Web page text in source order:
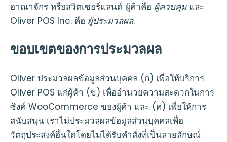
อาณาจักร หรือสวิตเซอร์แลนด์ ผู้ค้าคือ ผู้ควบคุมและ
Oliver POS Inc. คือ ผู้ประมวลผล.
ขอบเขตของการประมวลผล
Oliver ประมวลผลข้อมูลส่วนบุคคล (ก) เพื่อให้บริการ
Oliver POS แก่ผู้ค้า (ข) เพื่ออำนวยความสะดวกในการ
ซิงค์ WooCommerce ของผู้ค้า และ (ค) เพื่อให้การ
สนับสนุน เราไม่ประมวลผลข้อมูลส่วนบุคคลเพื่อ
วัตถุประสงค์อื่นใดโดยไม่ได้รับคำสั่งที่เป็นลายลักษณ์